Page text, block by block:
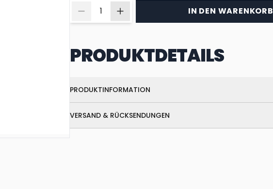
IN DEN WARENKORB
PRODUKTDETAILS
PRODUKTINFORMATION
VERSAND & RÜCKSENDUNGEN